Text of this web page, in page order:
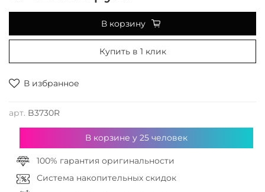
В избранное
арт. B3730R
В корзину
Купить в 1 клик
В корзине у 25человек
100% гарантия оригинальности
Система накопительных скидок